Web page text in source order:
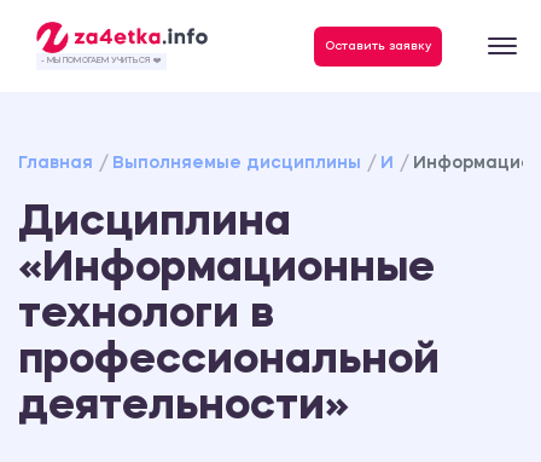
- МЫ ПОМОГАЕМ УЧИТЬСЯ ❤️
Оставить заявку
Главная Выполняемые дисциплины И
Дисциплина
«Информационные
технологи в
профессиональной
деятельности»